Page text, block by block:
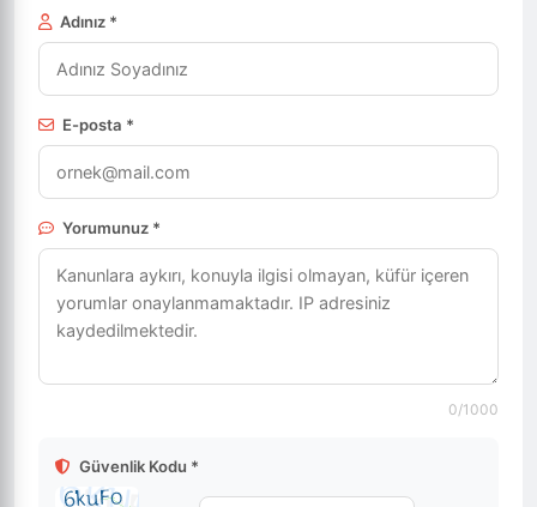
Adınız *
E-posta *
Yorumunuz *
0/1000
Güvenlik Kodu *